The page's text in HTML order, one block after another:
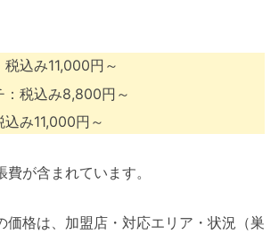
込み11,000円～
：税込み8,800円～
込み11,000円～
が含まれています。
価格は、加盟店・対応エリア・状況（巣